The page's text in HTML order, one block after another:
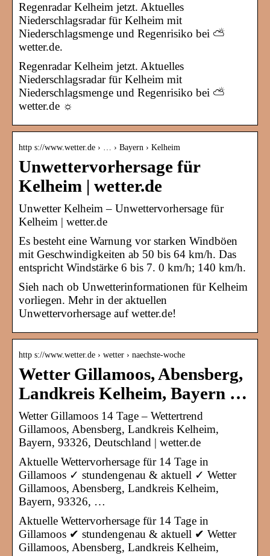
Regenradar Kelheim jetzt. Aktuelles
Niederschlagsradar für Kelheim mit
Niederschlagsmenge und Regenrisiko bei ⛅
wetter.de.
Regenradar Kelheim jetzt. Aktuelles
Niederschlagsradar für Kelheim mit
Niederschlagsmenge und Regenrisiko bei ⛅
wetter.de ☼
http s://www.wetter.de › … › Bayern › Kelheim
Unwettervorhersage für
Kelheim | wetter.de
Unwetter Kelheim – Unwettervorhersage für
Kelheim | wetter.de
Es besteht eine Warnung vor starken Windböen
mit Geschwindigkeiten ab 50 bis 64 km/h. Das
entspricht Windstärke 6 bis 7. 0 km/h; 140 km/h.
Sieh nach ob Unwetterinformationen für Kelheim
vorliegen. Mehr in der aktuellen
Unwettervorhersage auf wetter.de!
http s://www.wetter.de › wetter › naechste-woche
Wetter Gillamoos, Abensberg,
Landkreis Kelheim, Bayern …
Wetter Gillamoos 14 Tage – Wettertrend
Gillamoos, Abensberg, Landkreis Kelheim,
Bayern, 93326, Deutschland | wetter.de
Aktuelle Wettervorhersage für 14 Tage in
Gillamoos ✓ stundengenau & aktuell ✓ Wetter
Gillamoos, Abensberg, Landkreis Kelheim,
Bayern, 93326, …
Aktuelle Wettervorhersage für 14 Tage in
Gillamoos ✔ stundengenau & aktuell ✔ Wetter
Gillamoos, Abensberg, Landkreis Kelheim,